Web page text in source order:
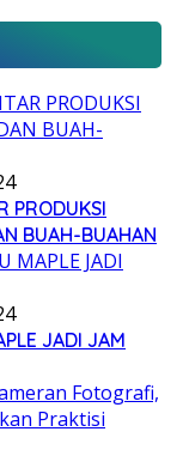
PRODUKSI
BUAH-BUAHAN
JADI JAM